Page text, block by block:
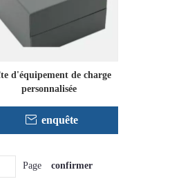
d'équipement de charge
personnalisée
enquête
Page confirmer